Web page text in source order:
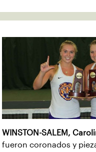
WINSTON-SALEM,
fueron coronados y